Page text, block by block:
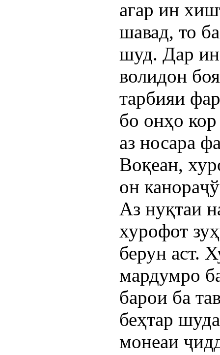
агар ин
шавад, то
шуд. Дар ин
волидон
тарбияи
бо онҳо
аз носара
Воқеан,
он
Аз нуқтаи
хурофот
берун аст.
мардумро
барои ба
беҳтар
монеаи